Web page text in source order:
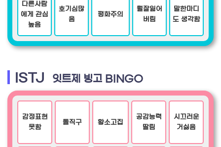
다른사람
에게 관심
높음
호기심많
음
평화주의
뭘잘잃어
버림
말한마디
도 생각함
ISTJ 잇트제 빙고 BINGO
감정표현
못함
돌직구 황소고집
공감능력
딸림
시끄러운
거싫음